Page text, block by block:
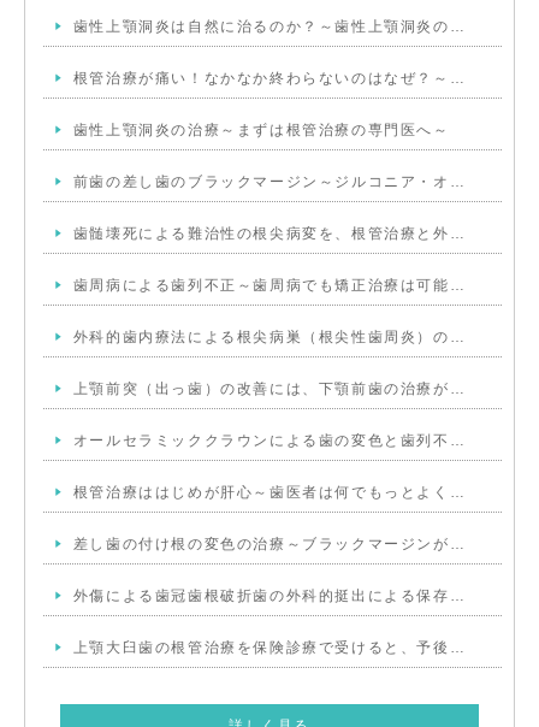
歯性上顎洞炎は自然に治るのか？～歯性上顎洞炎の…
根管治療が痛い！なかなか終わらないのはなぜ？～…
歯性上顎洞炎の治療～まずは根管治療の専門医へ～
前歯の差し歯のブラックマージン～ジルコニア・オ…
歯髄壊死による難治性の根尖病変を、根管治療と外…
歯周病による歯列不正～歯周病でも矯正治療は可能…
外科的歯内療法による根尖病巣（根尖性歯周炎）の…
上顎前突（出っ歯）の改善には、下顎前歯の治療が…
オールセラミッククラウンによる歯の変色と歯列不…
根管治療ははじめが肝心～歯医者は何でもっとよく…
差し歯の付け根の変色の治療～ブラックマージンが…
外傷による歯冠歯根破折歯の外科的挺出による保存…
上顎大臼歯の根管治療を保険診療で受けると、予後…